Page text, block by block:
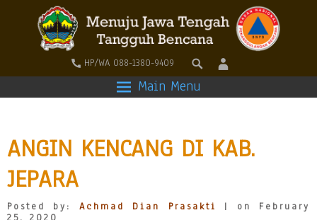
HP/WA 088-1380-9409
Main Menu
ANGIN KENCANG DI KAB.
JEPARA
Posted by: Achmad Dian Prasakti
| on February